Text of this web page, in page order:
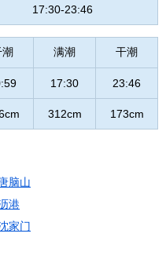
17:30-23:46
潮 满潮 干潮
17:30 23:46
312cm 173cm
脑山
港
家门